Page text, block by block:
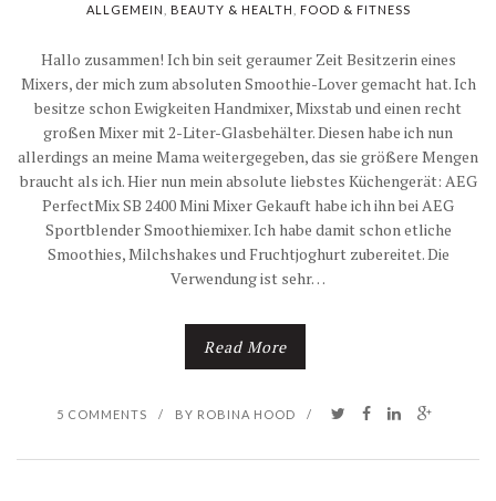
ALLGEMEIN BEAUTY & HEALTH FOOD & FITNESS
Hallo zusammen! Ich bin seit geraumer Zeit Besitzerin eines
Mixers, der mich zum absoluten Smoothie-Lover gemacht hat. Ich
besitze schon Ewigkeiten Handmixer, Mixstab und einen recht
großen Mixer mit 2-Liter-Glasbehälter. Diesen habe ich nun
allerdings an meine Mama weitergegeben, das sie größere Mengen
braucht als ich. Hier nun mein absolute liebstes Küchengerät: AEG
PerfectMix SB 2400 Mini Mixer Gekauft habe ich ihn bei AEG
Sportblender Smoothiemixer. Ich habe damit schon etliche
Smoothies, Milchshakes und Fruchtjoghurt zubereitet. Die
Verwendung ist sehr…
Read More
5 COMMENTS / BY ROBINA HOOD /